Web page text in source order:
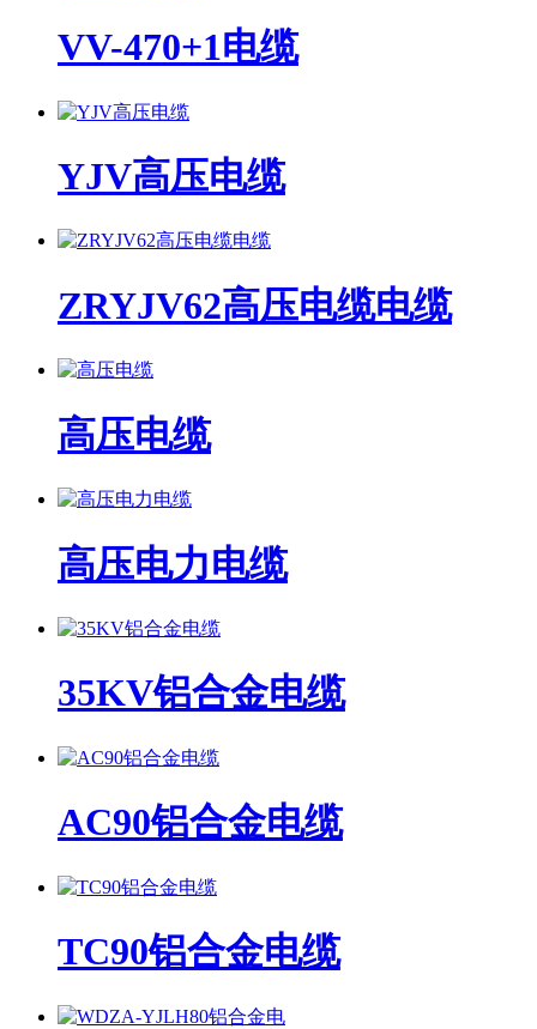
VV-470+1电缆
YJV高压电缆
ZRYJV62高压电缆电缆
高压电缆
高压电力电缆
35KV铝合金电缆
AC90铝合金电缆
TC90铝合金电缆